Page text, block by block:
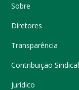
Sobre
Diretores
Transparência
Contribuição Sindical
Jurídico